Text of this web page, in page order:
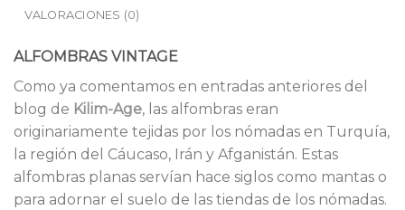
VALORACIONES (0)
ALFOMBRAS VINTAGE
Como ya comentamos en entradas anteriores del
blog de Kilim-Age, las alfombras eran
originariamente tejidas por los nómadas en Turquía,
la región del Cáucaso, Irán y Afganistán. Estas
alfombras planas servían hace siglos como mantas o
para adornar el suelo de las tiendas de los nómadas.